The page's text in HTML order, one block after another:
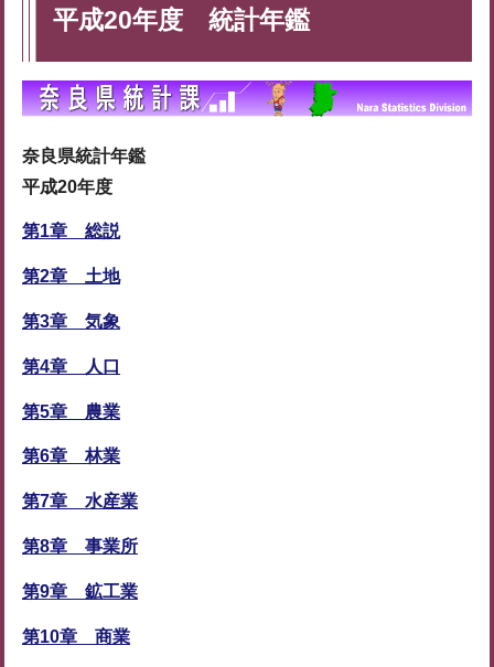
平成20年度 統計年鑑
奈良県統計年鑑
平成20年度
第1章 総説
第2章 土地
第3章 気象
第4章 人口
第5章 農業
第6章 林業
第7章 水産業
第8章 事業所
第9章 鉱工業
第10章 商業